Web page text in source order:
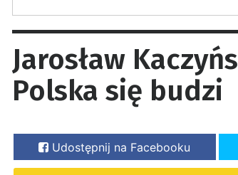
Jarosław
Polska się budzi
Udostępnij na Facebooku